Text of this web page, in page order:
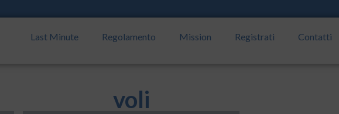
Last Minute Regolamento Mission Registrati Contatti
voli